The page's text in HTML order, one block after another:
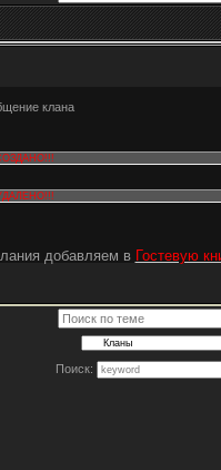
клана
добавляем в Гостевую
Поиск: